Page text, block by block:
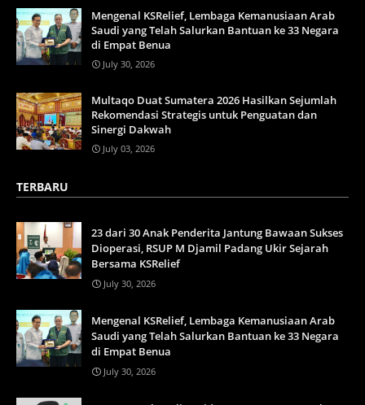
Mengenal KSRelief, Lembaga Kemanusiaan Arab
Saudi yang Telah Salurkan Bantuan ke 33 Negara
di Empat Benua
July 30, 2026
Multaqo Duat Sumatera 2026 Hasilkan Sejumlah
Rekomendasi Strategis untuk Penguatan dan
Sinergi Dakwah
July 03, 2026
TERBARU
23 dari 30 Anak Penderita Jantung Bawaan Sukses
Dioperasi, RSUP M Djamil Padang Ukir Sejarah
Bersama KSRelief
July 30, 2026
Mengenal KSRelief, Lembaga Kemanusiaan Arab
Saudi yang Telah Salurkan Bantuan ke 33 Negara
di Empat Benua
July 30, 2026